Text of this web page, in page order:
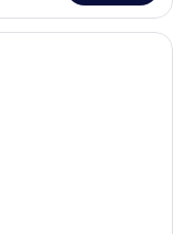
d’hôtel avec un